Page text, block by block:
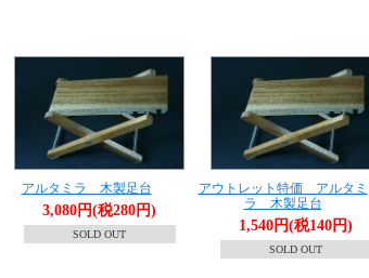
アルタミラ 木製足台
3,080円(税280円)
SOLD OUT
アウトレット特価 アルタミ
ラ 木製足台
1,540円(税140円)
SOLD OUT